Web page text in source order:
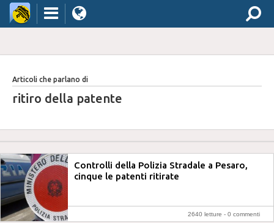
Articoli che parlano di
ritiro della patente
Controlli della Polizia Stradale a Pesaro,
cinque le patenti ritirate
2640 letture - 0 commenti